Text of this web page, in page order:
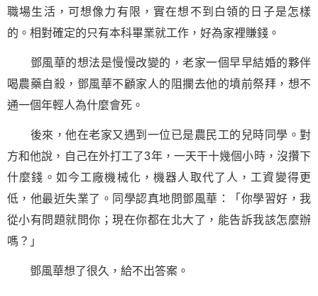
職場生活，可想像力有限，實在想不到白領的日子是怎樣
的。相對確定的只有本科畢業就工作，好為家裡賺錢。
鄧風華的想法是慢慢改變的，老家一個早早結婚的夥伴
喝農藥自殺，鄧風華不顧家人的阻攔去他的墳前祭拜，想不
通一個年輕人為什麼會死。
後來，他在老家又遇到一位已是農民工的兒時同學。對
方和他說，自己在外打工了3年，一天干十幾個小時，沒攢下
什麼錢。如今工廠機械化，機器人取代了人，工資變得更
低，他最近失業了。同學認真地問鄧風華：「你學習好，我
從小有問題就問你；現在你都在北大了，能告訴我該怎麼辦
嗎？」
鄧風華想了很久，給不出答案。